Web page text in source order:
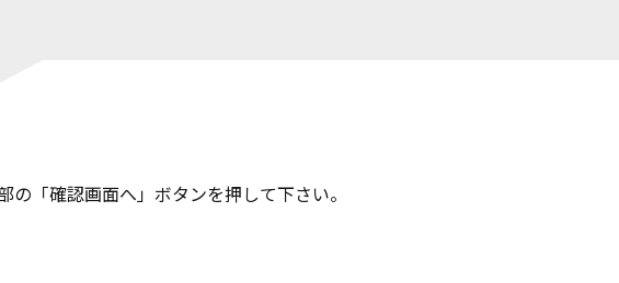
「確認画面へ」ボタンを押して下さい。